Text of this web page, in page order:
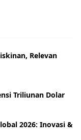
Relevan
Triliunan Dolar
2026: Inovasi &